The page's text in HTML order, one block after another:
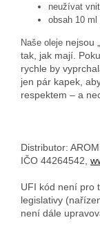
neužívat
obsah 10
Naše oleje nejsou
tak, jak mají.
rychle by
jen pár kapek,
respektem – a
Distributor:
IČO 44264542,
UFI kód není pro
legislativy
není dále